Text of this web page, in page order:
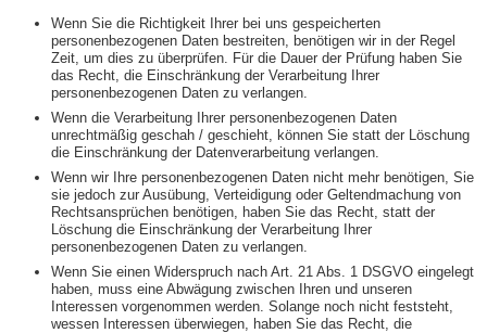
Wenn Sie die Richtigkeit Ihrer bei uns gespeicherten
personenbezogenen Daten bestreiten, benötigen wir in der Regel
Zeit, um dies zu überprüfen. Für die Dauer der Prüfung haben Sie
das Recht, die Einschränkung der Verarbeitung Ihrer
personenbezogenen Daten zu verlangen.
Wenn die Verarbeitung Ihrer personenbezogenen Daten
unrechtmäßig geschah / geschieht, können Sie statt der Löschung
die Einschränkung der Datenverarbeitung verlangen.
Wenn wir Ihre personenbezogenen Daten nicht mehr benötigen, Sie
sie jedoch zur Ausübung, Verteidigung oder Geltendmachung von
Rechtsansprüchen benötigen, haben Sie das Recht, statt der
Löschung die Einschränkung der Verarbeitung Ihrer
personenbezogenen Daten zu verlangen.
Wenn Sie einen Widerspruch nach Art. 21 Abs. 1 DSGVO eingelegt
haben, muss eine Abwägung zwischen Ihren und unseren
Interessen vorgenommen werden. Solange noch nicht feststeht,
wessen Interessen überwiegen, haben Sie das Recht, die